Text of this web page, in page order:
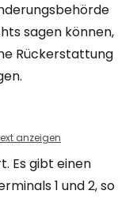
sagen können,
Rückerstattung
anzeigen
Es gibt einen
1 und 2, so